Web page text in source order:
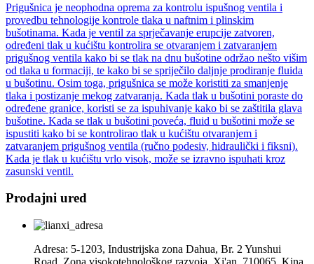
Prigušnica je neophodna oprema za kontrolu ispušnog ventila i
provedbu tehnologije kontrole tlaka u naftnim i plinskim
bušotinama. Kada je ventil za sprječavanje erupcije zatvoren,
određeni tlak u kućištu kontrolira se otvaranjem i zatvaranjem
prigušnog ventila kako bi se tlak na dnu bušotine održao nešto višim
od tlaka u formaciji, te kako bi se spriječilo daljnje prodiranje fluida
u bušotinu. Osim toga, prigušnica se može koristiti za smanjenje
tlaka i postizanje mekog zatvaranja. Kada tlak u bušotini poraste do
određene granice, koristi se za ispuhivanje kako bi se zaštitila glava
bušotine. Kada se tlak u bušotini poveća, fluid u bušotini može se
ispustiti kako bi se kontrolirao tlak u kućištu otvaranjem i
zatvaranjem prigušnog ventila (ručno podesiv, hidraulički i fiksni).
Kada je tlak u kućištu vrlo visok, može se izravno ispuhati kroz
zasunski ventil.
Prodajni ured
Adresa: 5-1203, Industrijska zona Dahua, Br. 2 Yunshui
Road, Zona visokotehnološkog razvoja, Xi'an, 710065, Kina